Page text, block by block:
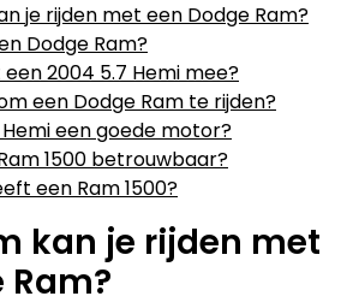
je rijden met een Dodge Ram?
Dodge Ram?
2004 5.7 Hemi mee?
een Dodge Ram te rijden?
Hemi een goede motor?
1500 betrouwbaar?
een Ram 1500?
kan je rijden met
Ram?